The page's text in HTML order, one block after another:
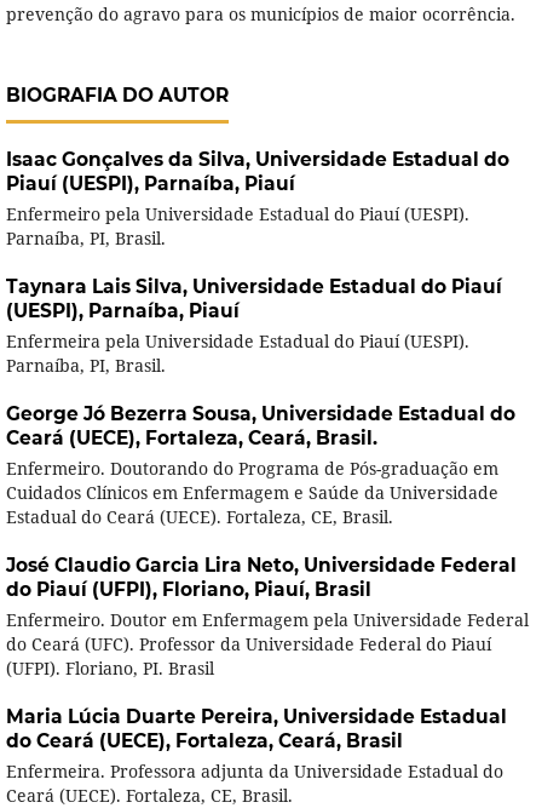
prevenção do agravo para os municípios de maior ocorrência.
BIOGRAFIA DO AUTOR
Isaac Gonçalves da Silva, Universidade Estadual do
Piauí (UESPI), Parnaíba, Piauí
Enfermeiro pela Universidade Estadual do Piauí (UESPI).
Parnaíba, PI, Brasil.
Taynara Lais Silva, Universidade Estadual do Piauí
(UESPI), Parnaíba, Piauí
Enfermeira pela Universidade Estadual do Piauí (UESPI).
Parnaíba, PI, Brasil.
George Jó Bezerra Sousa, Universidade Estadual do
Ceará (UECE), Fortaleza, Ceará, Brasil.
Enfermeiro. Doutorando do Programa de Pós-graduação em
Cuidados Clínicos em Enfermagem e Saúde da Universidade
Estadual do Ceará (UECE). Fortaleza, CE, Brasil.
José Claudio Garcia Lira Neto, Universidade Federal
do Piauí (UFPI), Floriano, Piauí, Brasil
Enfermeiro. Doutor em Enfermagem pela Universidade Federal
do Ceará (UFC). Professor da Universidade Federal do Piauí
(UFPI). Floriano, PI. Brasil
Maria Lúcia Duarte Pereira, Universidade Estadual
do Ceará (UECE), Fortaleza, Ceará, Brasil
Enfermeira. Professora adjunta da Universidade Estadual do
Ceará (UECE). Fortaleza, CE, Brasil.